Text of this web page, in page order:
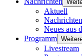
Aktuell
Neues aus
Programm
Livestream